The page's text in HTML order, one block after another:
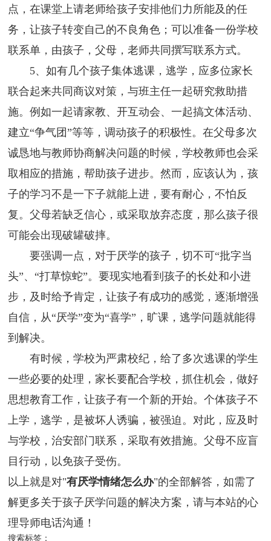
点，在课堂上请老师给孩子安排他们力所能及的任
务，让孩子转变自己的不良角色；可以准备一份学校
联系单，由孩子，父母，老师共同撰写联系方式。
5、如有几个孩子集体逃课，逃学，应多位家长
联合起来共同商议对策，与班主任一起研究救助措
施。例如一起请家教、开互动会、一起搞文体活动、
建立“争气团”等等，调动孩子的积极性。在父母多次
诚恳地与教师协商解决问题的时候，学校教师也会采
取相应的措施，帮助孩子进步。然而，应该认为，孩
子的学习不是一下子就能上进，要有耐心，不怕反
复。父母若缺乏信心，或采取放弃态度，那么孩子很
可能会出现破罐破摔。
要强调一点，对于厌学的孩子，切不可“批字当
头”、“打草惊蛇”。要现实地看到孩子的长处和小进
步，及时给予肯定，让孩子有成功的感觉，逐渐增强
自信，从“厌学”变为“喜学”，旷课，逃学问题就能得
到解决。
有时候，学校为严肃校纪，给了多次逃课的学生
一些必要的处理，家长要配合学校，抓住机会，做好
思想教育工作，让孩子有一个新的开始。个体孩子不
上学，逃学，是被坏人诱骗，被强迫。对此，应及时
与学校，治安部门联系，采取有效措施。父母不应盲
目行动，以免孩子受伤。
以上就是对"有厌学情绪怎么办"的全部解答，如需了
解更多关于孩子厌学问题的解决方案，请与本站的心
理导师电话沟通！
搜索标签：